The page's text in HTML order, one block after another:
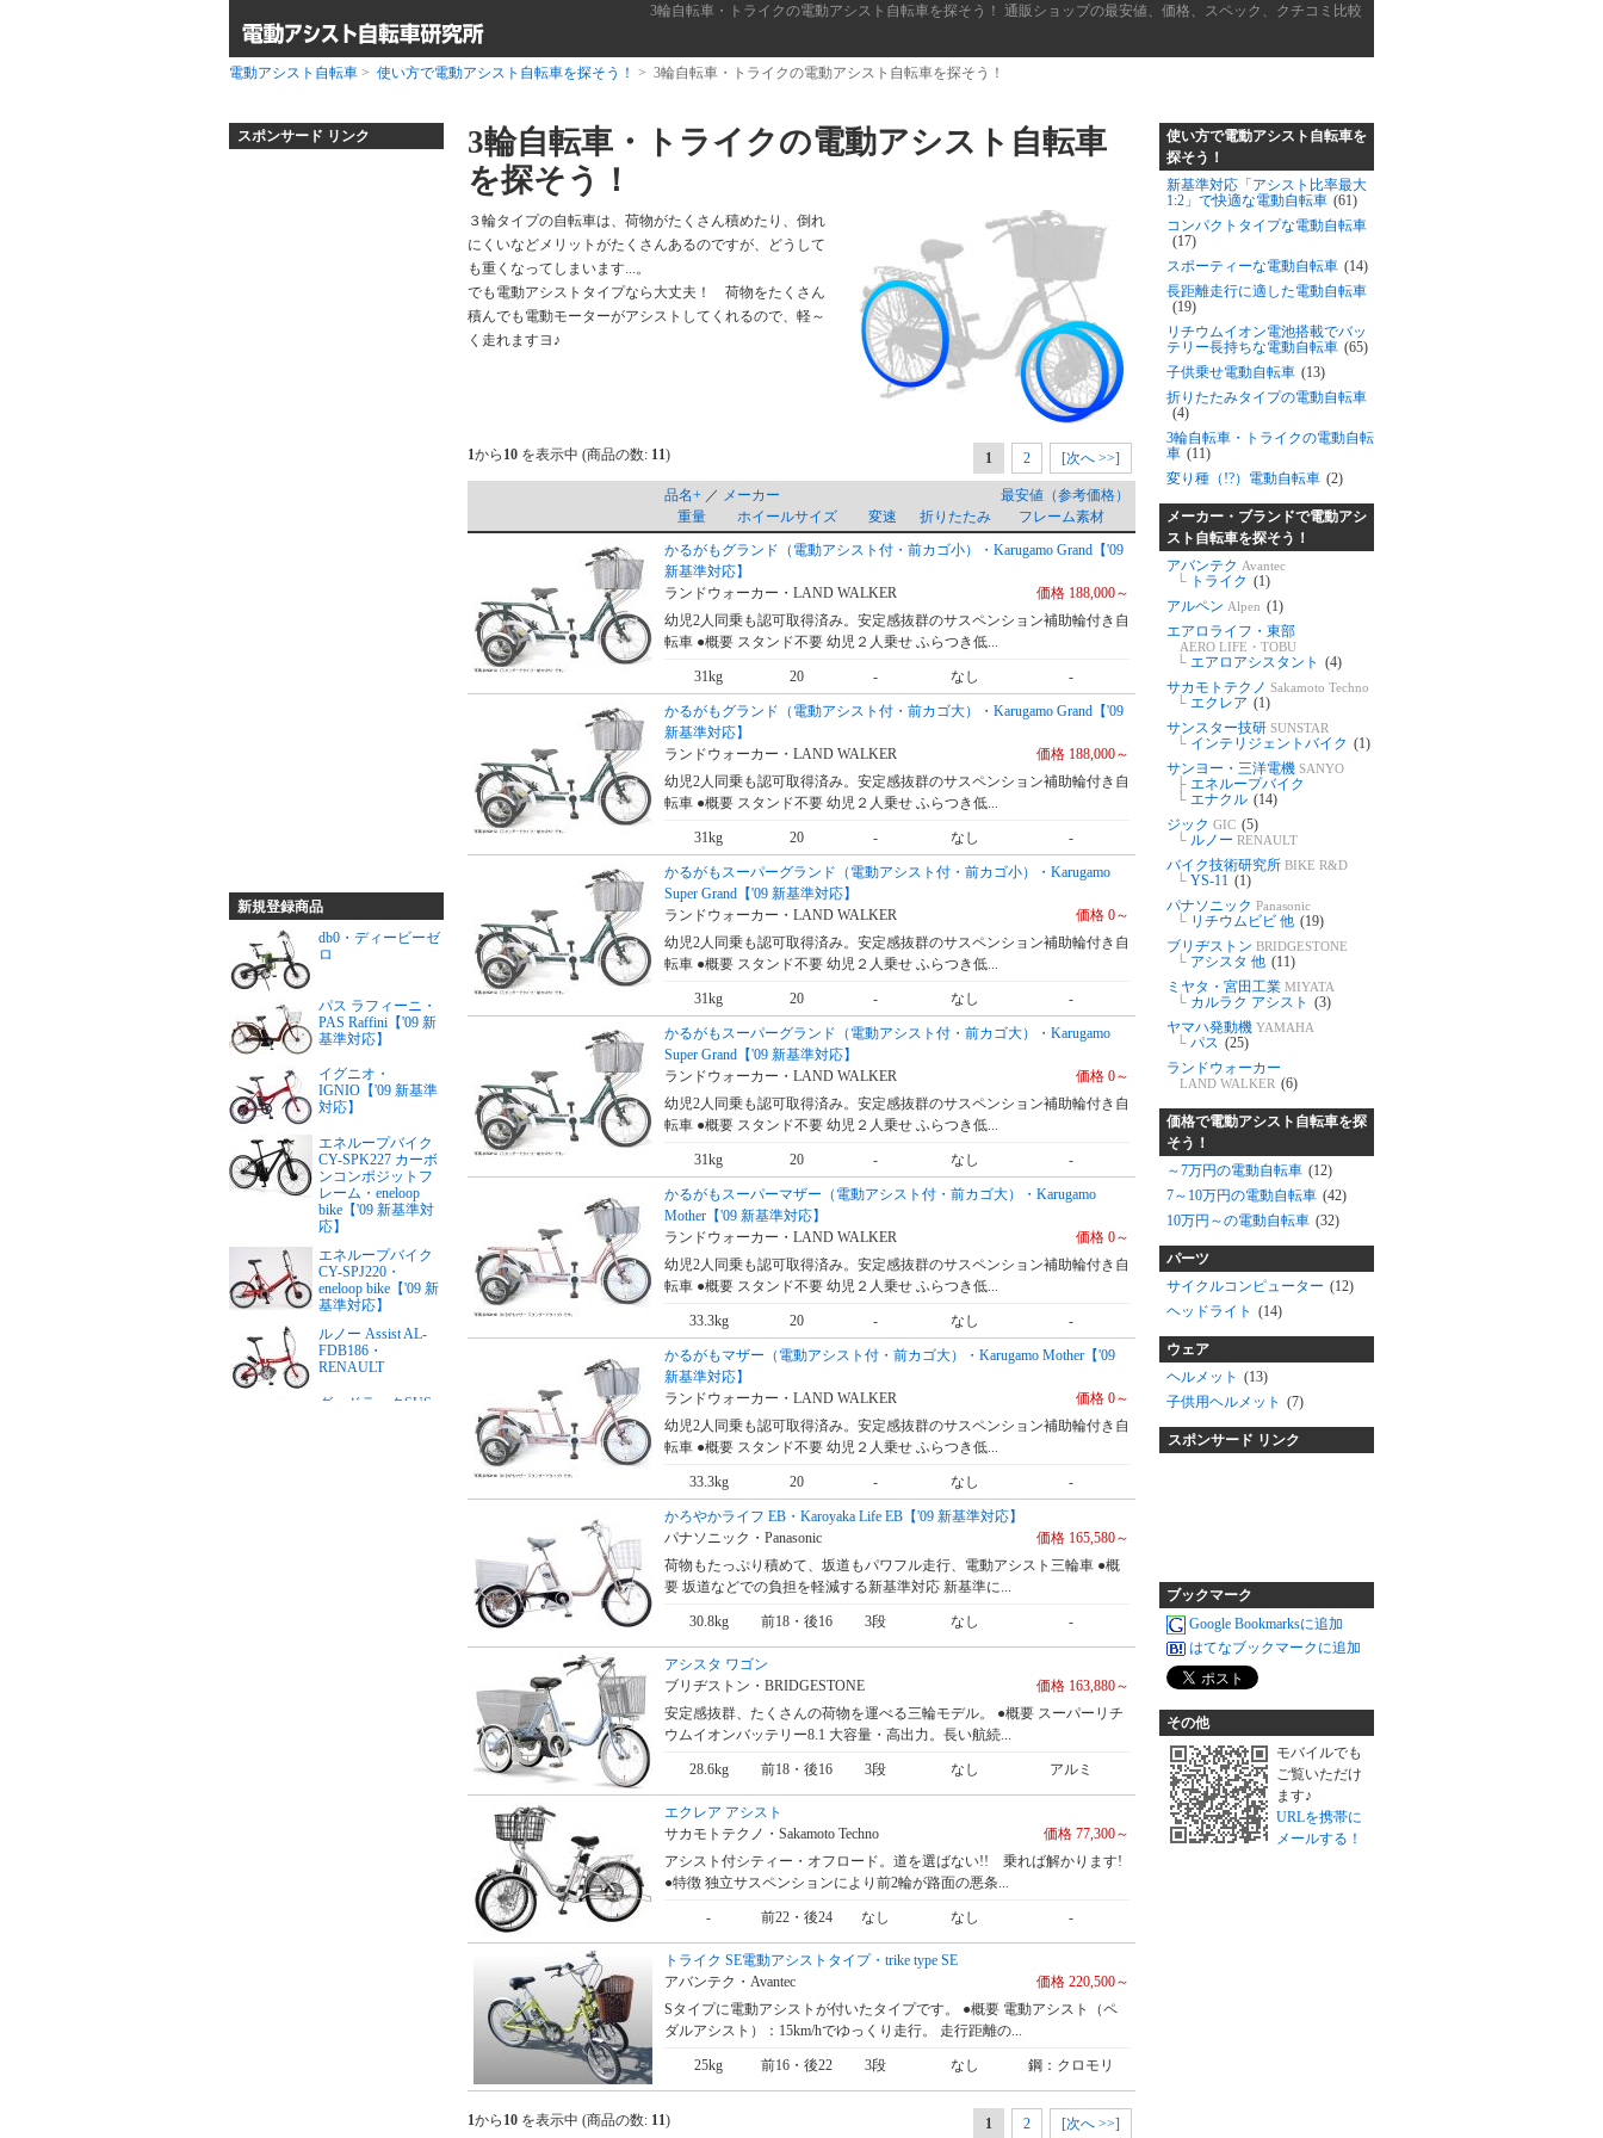
3輪自転車・トライクの電動アシスト自転車を探そう！ 通販ショップの最安値、価格、スペック、クチコミ比較
電動アシスト自転車 > 使い方で電動アシスト自転車を探そう！ > 3輪自転車・トライクの電動アシスト自転車を探そう！
スポンサード リンク
新規登録商品
db0・ディービーゼ
ロ
パス ラフィーニ・
PAS Raffini【'09 新
基準対応】
イグニオ・
IGNIO【'09 新基準
対応】
エネループバイク
CY-SPK227 カーボ
ンコンポジットフ
レーム・eneloop
bike【'09 新基準対
応】
エネループバイク
CY-SPJ220・
eneloop bike【'09 新
基準対応】
ルノー Assist AL-
FDB186・
RENAULT
グッドラックSUS
3輪自転車・トライクの電動アシスト自転車
を探そう！
３輪タイプの自転車は、荷物がたくさん積めたり、倒れ
にくいなどメリットがたくさんあるのですが、どうして
も重くなってしまいます...。
でも電動アシストタイプなら大丈夫！ 荷物をたくさん
積んでも電動モーターがアシストしてくれるので、軽～
く走れますヨ♪
1から 10 を表示中 (商品の数: 11) 1 2 [次へ >>]
品名+ ／ メーカー
最安値（参考価格）
重量
ホイールサイズ 変速 折りたたみ
フレーム素材
かるがもグランド（電動アシスト付・前カゴ小）・Karugamo Grand【'09
新基準対応】
ランドウォーカー・LAND WALKER
価格 188,000～
幼児2人同乗も認可取得済み。安定感抜群のサスペンション補助輪付き自
転車 ●概要 スタンド不要 幼児２人乗せ ふらつき低...
31kg 20 - なし -
かるがもグランド（電動アシスト付・前カゴ大）・Karugamo Grand【'09
新基準対応】
ランドウォーカー・LAND WALKER
価格 188,000～
幼児2人同乗も認可取得済み。安定感抜群のサスペンション補助輪付き自
転車 ●概要 スタンド不要 幼児２人乗せ ふらつき低...
31kg 20 - なし -
かるがもスーパーグランド（電動アシスト付・前カゴ小）・Karugamo
Super Grand【'09 新基準対応】
ランドウォーカー・LAND WALKER
価格 0～
幼児2人同乗も認可取得済み。安定感抜群のサスペンション補助輪付き自
転車 ●概要 スタンド不要 幼児２人乗せ ふらつき低...
31kg 20 - なし -
かるがもスーパーグランド（電動アシスト付・前カゴ大）・Karugamo
Super Grand【'09 新基準対応】
ランドウォーカー・LAND WALKER
価格 0～
幼児2人同乗も認可取得済み。安定感抜群のサスペンション補助輪付き自
転車 ●概要 スタンド不要 幼児２人乗せ ふらつき低...
31kg 20 - なし -
かるがもスーパーマザー（電動アシスト付・前カゴ大）・Karugamo
Mother【'09 新基準対応】
ランドウォーカー・LAND WALKER
価格 0～
幼児2人同乗も認可取得済み。安定感抜群のサスペンション補助輪付き自
転車 ●概要 スタンド不要 幼児２人乗せ ふらつき低...
33.3kg 20 - なし -
かるがもマザー（電動アシスト付・前カゴ大）・Karugamo Mother【'09
新基準対応】
ランドウォーカー・LAND WALKER
価格 0～
幼児2人同乗も認可取得済み。安定感抜群のサスペンション補助輪付き自
転車 ●概要 スタンド不要 幼児２人乗せ ふらつき低...
33.3kg 20 - なし -
かろやかライフ EB・Karoyaka Life EB【'09 新基準対応】
パナソニック・Panasonic
価格 165,580～
荷物もたっぷり積めて、坂道もパワフル走行、電動アシスト三輪車 ●概
要 坂道などでの負担を軽減する新基準対応 新基準に...
30.8kg 前18・後16 3段 なし -
アシスタ ワゴン
ブリヂストン・BRIDGESTONE
価格 163,880～
安定感抜群、たくさんの荷物を運べる三輪モデル。 ●概要 スーパーリチ
ウムイオンバッテリー8.1 大容量・高出力。長い航続...
28.6kg 前18・後16 3段 なし アルミ
エクレア アシスト
サカモトテクノ・Sakamoto Techno
価格 77,300～
アシスト付シティー・オフロード。道を選ばない!! 乗れば解かります!
●特徴 独立サスペンションにより前2輪が路面の悪条...
- 前22・後24 なし なし -
トライク SE電動アシストタイプ・trike type SE
アバンテク・Avantec
価格 220,500～
Sタイプに電動アシストが付いたタイプです。 ●概要 電動アシスト（ペ
ダルアシスト）：15km/hでゆっくり走行。 走行距離の...
25kg 前16・後22 3段 なし 鋼：クロモリ
1から 10 を表示中 (商品の数: 11) 1 2 [次へ >>]
使い方で電動アシスト自転車を
探そう！
新基準対応「アシスト比率最大
1:2」で快適な電動自転車 (61)
コンパクトタイプな電動自転車
(17)
スポーティーな電動自転車 (14)
長距離走行に適した電動自転車
(19)
リチウムイオン電池搭載でバッ
テリー長持ちな電動自転車 (65)
子供乗せ電動自転車 (13)
折りたたみタイプの電動自転車
(4)
3輪自転車・トライクの電動自転
車 (11)
変り種（!?）電動自転車 (2)
メーカー・ブランドで電動アシ
スト自転車を探そう！
アバンテク Avantec
└ トライク (1)
アルペン Alpen (1)
エアロライフ・東部
AERO LIFE・TOBU
└ エアロアシスタント (4)
サカモトテクノ Sakamoto Techno
└ エクレア (1)
サンスター技研 SUNSTAR
└ インテリジェントバイク (1)
サンヨー・三洋電機 SANYO
├ エネループバイク
└ エナクル (14)
ジック GIC (5)
└ ルノー RENAULT
バイク技術研究所 BIKE R&D
└ YS-11 (1)
パナソニック Panasonic
└ リチウムビビ 他 (19)
ブリヂストン BRIDGESTONE
└ アシスタ 他 (11)
ミヤタ・宮田工業 MIYATA
└ カルラク アシスト (3)
ヤマハ発動機 YAMAHA
└ パス (25)
ランドウォーカー
LAND WALKER (6)
価格で電動アシスト自転車を探
そう！
～7万円の電動自転車 (12)
7～10万円の電動自転車 (42)
10万円～の電動自転車 (32)
パーツ
サイクルコンピューター (12)
ヘッドライト (14)
ウェア
ヘルメット (13)
子供用ヘルメット (7)
スポンサード リンク
ブックマーク
Google Bookmarksに追加
はてなブックマークに追加
その他
モバイルでも
ご覧いただけ
ます♪
URLを携帯に
メールする！